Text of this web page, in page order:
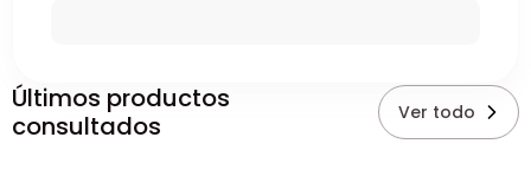
Últimos productos
consultados
Ver todo